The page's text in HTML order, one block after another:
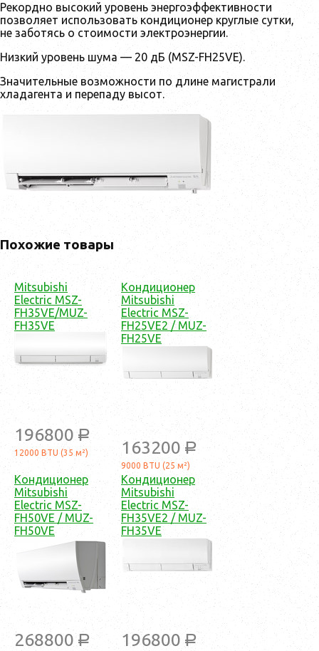
Рекордно высокий уровень энергоэффективности
позволяет использовать кондиционер круглые сутки,
не заботясь о стоимости электроэнергии.
Низкий уровень шума — 20 дБ (MSZ-FH25VE).
Значительные возможности по длине магистрали
хладагента и перепаду высот.
Похожие товары
Mitsubishi
Electric MSZ-
FH35VE/MUZ-
FH35VE
196800 a
12000 BTU (35 м²)
Кондиционер
Mitsubishi
Electric MSZ-
FH25VE2 / MUZ-
FH25VE
163200 a
9000 BTU (25 м²)
Кондиционер
Mitsubishi
Electric MSZ-
FH50VE / MUZ-
FH50VE
268800 a
Кондиционер
Mitsubishi
Electric MSZ-
FH35VE2 / MUZ-
FH35VE
196800 a